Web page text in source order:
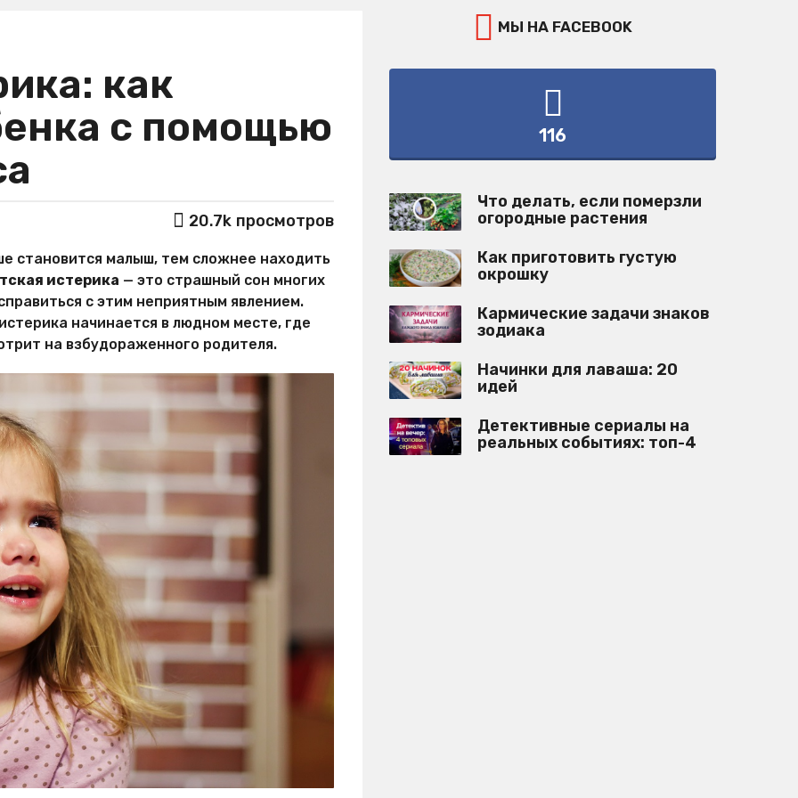
как
с помощью
20.7k просмотров
становится малыш, тем сложнее находить
истерика — это страшный сон многих
с этим неприятным явлением.
начинается в людном месте, где
на взбудораженного родителя.
МЫ НА FACEBOOK
116
Что делать, если померзли
огородные растения
Как приготовить густую
окрошку
Кармические задачи знаков
зодиака
Начинки для лаваша: 20
идей
Детективные сериалы на
реальных событиях: топ-4